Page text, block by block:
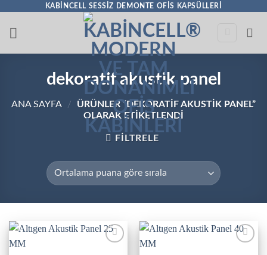
KABINCELL SESSIZ DEMONTE OFIS KAPSÜLLERI
dekoratif akustik panel
ANA SAYFA /
ÜRÜNLER “DEKORATIF AKUSTIK PANEL”
OLARAK ETIKETLENDI
FILTRELE